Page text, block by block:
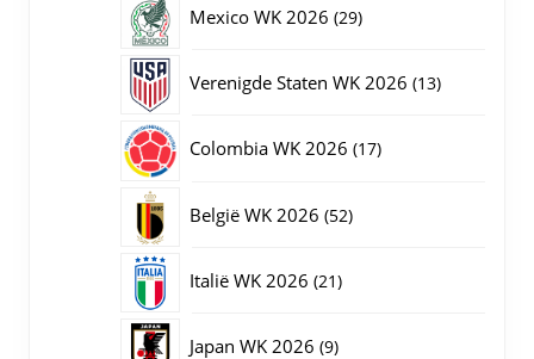
Mexico WK 2026 2929
Verenigde Staten WK 2026 1313
Colombia WK 2026 1717
België WK 2026 5252
Italië WK 2026 2121
Japan WK 2026 99